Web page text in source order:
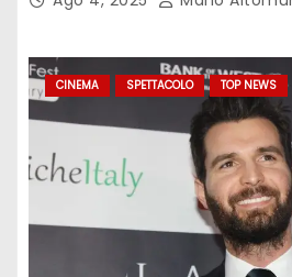
CINEMA SPETTACOLO TOP NEWS